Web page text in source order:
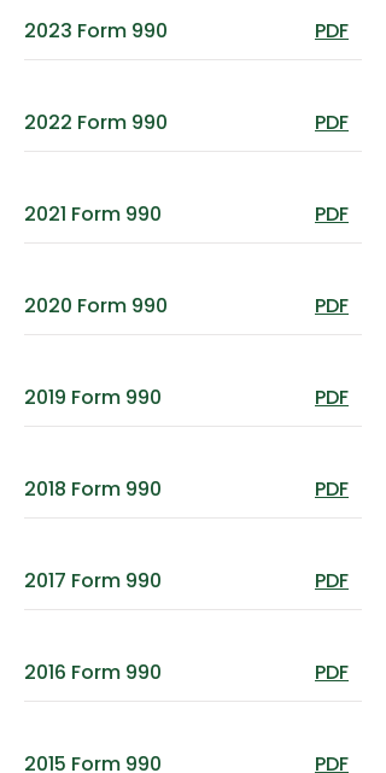
2023 Form 990 PDF
2022 Form 990 PDF
2021 Form 990 PDF
2020 Form 990 PDF
2019 Form 990 PDF
2018 Form 990 PDF
2017 Form 990 PDF
2016 Form 990 PDF
2015 Form 990 PDF